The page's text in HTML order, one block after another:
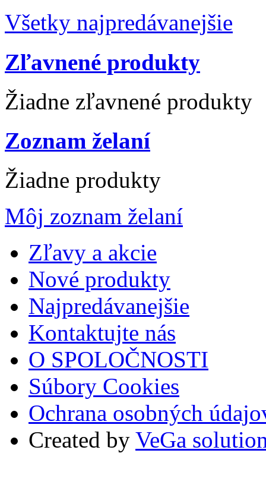
Všetky najpredávanejšie
Zľavnené produkty
Žiadne zľavnené produkty
Zoznam želaní
Žiadne produkty
Môj zoznam želaní
Zľavy a akcie
Nové produkty
Najpredávanejšie
Kontaktujte nás
O SPOLOČNOSTI
Súbory Cookies
Ochrana osobných
Created by VeGa